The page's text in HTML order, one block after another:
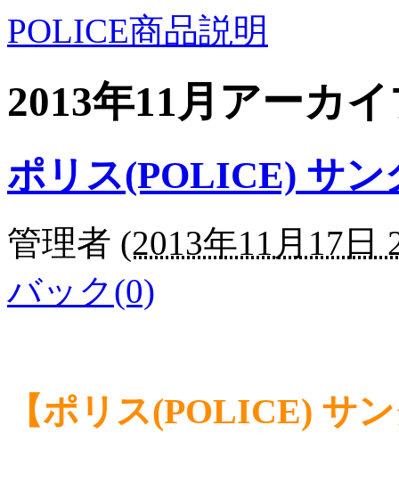
POLICE商品説明
2013年11月アーカ
ポリス(POLICE) サン
管理者 (2013年11月17日
バック(0)
【ポリス(POLICE) サ